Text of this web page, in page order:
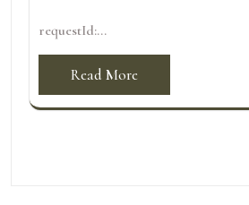
requestId:...
Read More